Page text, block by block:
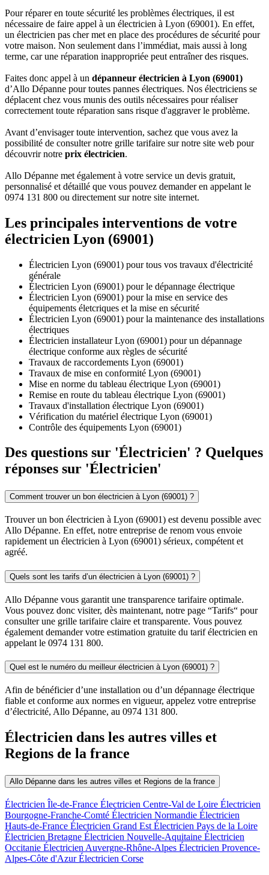
Pour réparer en toute sécurité les problèmes électriques, il est
nécessaire de faire appel à un électricien à Lyon (69001). En effet,
un électricien pas cher met en place des procédures de sécurité pour
votre maison. Non seulement dans l’immédiat, mais aussi à long
terme, car une réparation inappropriée peut entraîner des risques.
Faites donc appel à un dépanneur électricien à Lyon (69001)
d’Allo Dépanne pour toutes pannes électriques. Nos électriciens se
déplacent chez vous munis des outils nécessaires pour réaliser
correctement toute réparation sans risque d'aggraver le problème.
Avant d’envisager toute intervention, sachez que vous avez la
possibilité de consulter notre grille tarifaire sur notre site web pour
découvrir notre prix électricien.
Allo Dépanne met également à votre service un devis gratuit,
personnalisé et détaillé que vous pouvez demander en appelant le
0974 131 800 ou directement sur notre site internet.
Les principales interventions de votre
électricien Lyon (69001)
Électricien Lyon (69001) pour tous vos travaux d'électricité
générale
Électricien Lyon (69001) pour le dépannage électrique
Électricien Lyon (69001) pour la mise en service des
équipements életcriques et la mise en sécurité
Électricien Lyon (69001) pour la maintenance des installations
électriques
Électricien installateur Lyon (69001) pour un dépannage
électrique conforme aux règles de sécurité
Travaux de raccordements Lyon (69001)
Travaux de mise en conformité Lyon (69001)
Mise en norme du tableau électrique Lyon (69001)
Remise en route du tableau électrique Lyon (69001)
Travaux d'installation électrique Lyon (69001)
Vérification du matériel électrique Lyon (69001)
Contrôle des équipements Lyon (69001)
Des questions sur 'Électricien' ? Quelques
réponses sur 'Électricien'
Comment trouver un bon électricien à Lyon (69001) ?
Trouver un bon électricien à Lyon (69001) est devenu possible avec
Allo Dépanne. En effet, notre entreprise de renom vous envoie
rapidement un électricien à Lyon (69001) sérieux, compétent et
agréé.
Quels sont les tarifs d’un électricien à Lyon (69001) ?
Allo Dépanne vous garantit une transparence tarifaire optimale.
Vous pouvez donc visiter, dès maintenant, notre page “Tarifs“ pour
consulter une grille tarifaire claire et transparente. Vous pouvez
également demander votre estimation gratuite du tarif électricien en
appelant le 0974 131 800.
Quel est le numéro du meilleur électricien à Lyon (69001) ?
Afin de bénéficier d’une installation ou d’un dépannage électrique
fiable et conforme aux normes en vigueur, appelez votre entreprise
d’électricité, Allo Dépanne, au 0974 131 800.
Électricien dans les autres villes et
Regions de la france
Allo Dépanne dans les autres villes et Regions de la france
Électricien Île-de-France Électricien Centre-Val de Loire Électricien
Bourgogne-Franche-Comté Électricien Normandie Électricien
Hauts-de-France Électricien Grand Est Électricien Pays de la Loire
Électricien Bretagne Électricien Nouvelle-Aquitaine Électricien
Occitanie Électricien Auvergne-Rhône-Alpes Électricien Provence-
Alpes-Côte d'Azur Électricien Corse